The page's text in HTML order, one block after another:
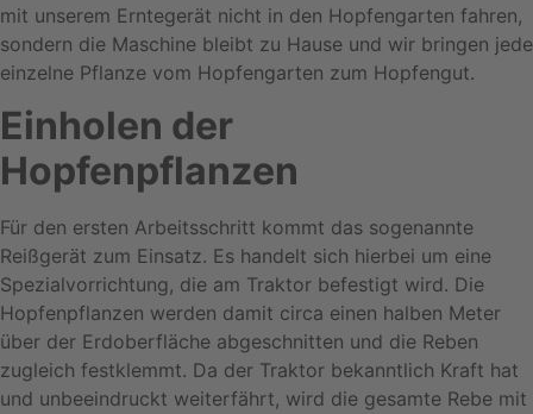
mit unserem Erntegerät nicht in den Hopfengarten fahren,
sondern die Maschine bleibt zu Hause und wir bringen jede
einzelne Pflanze vom Hopfengarten zum Hopfengut.
Einholen der
Hopfenpflanzen
Für den ersten Arbeitsschritt kommt das sogenannte
Reißgerät zum Einsatz. Es handelt sich hierbei um eine
Spezialvorrichtung, die am Traktor befestigt wird. Die
Hopfenpflanzen werden damit circa einen halben Meter
über der Erdoberfläche abgeschnitten und die Reben
zugleich festklemmt. Da der Traktor bekanntlich Kraft hat
und unbeeindruckt weiterfährt, wird die gesamte Rebe mit